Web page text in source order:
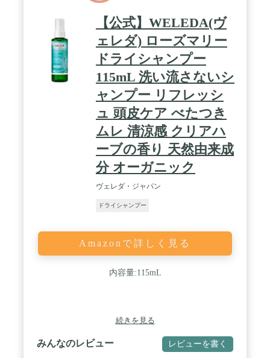
【公式】WELEDA(ヴ
ェレダ) ローズマリー
ドライシャンプー
115mL 洗い流さないシ
ャンプー リフレッシ
ュ 頭皮ケア べたつき
ムレ 清涼感 クリアハ
ーブの香り 天然由来成
分 オーガニック
ヴェレダ・ジャパン
ドライシャンプー
Amazonで詳しく見る
内容量:115mL
続きを見る
みんなのレビュー レビューを書く